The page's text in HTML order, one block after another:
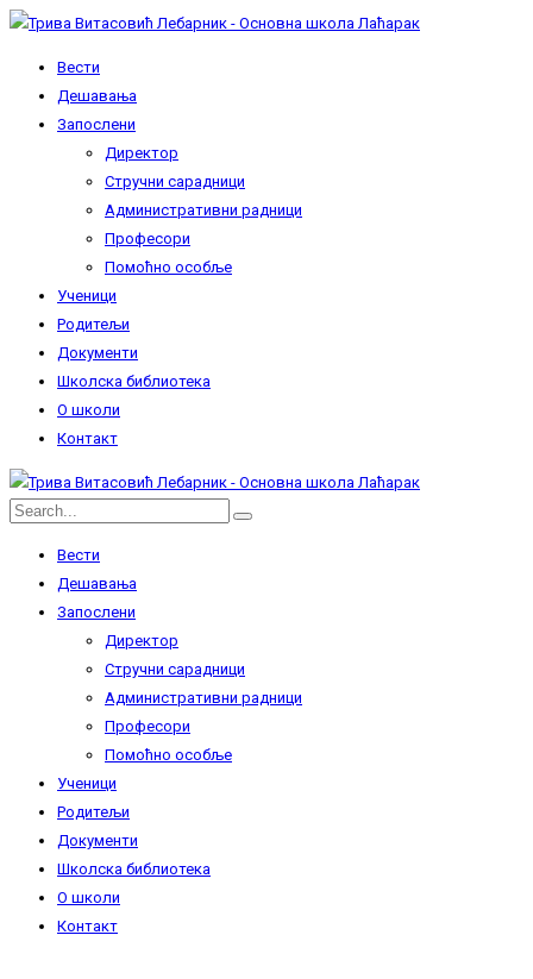
Вести
Дешавања
Запослени
Директор
Стручни сарадници
Административни радници
Професори
Помоћно особље
Ученици
Родитељи
Документи
Школска библиотека
О школи
Контакт
Вести
Дешавања
Запослени
Директор
Стручни сарадници
Административни радници
Професори
Помоћно особље
Ученици
Родитељи
Документи
Школска библиотека
О школи
Контакт